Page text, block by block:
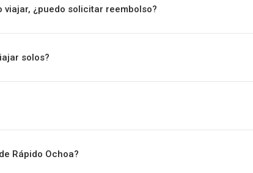
viajar, ¿puedo solicitar reembolso?
solos?
Rápido Ochoa?